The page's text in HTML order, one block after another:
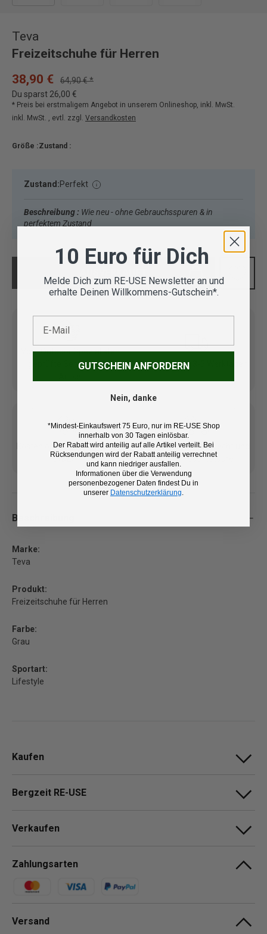
Teva
Freizeitschuhe für Herren
38,90 €
64,90 € *
Du sparst 26,00 €
* Preis bei erstmaligem Angebot in unserem Onlineshop, inkl. MwSt.
inkl. MwSt. , evtl. zzgl. Versandkosten
Größe :Zustand :
Zustand:Perfekt
Beschreibung : Wie neu - ohne Gebrauchsspuren & in
perfektem Zustand
Vom Outdoor Spezialisten
geprüfte Second Hand
Lieferung in 3-5 Werktagen
Kostenlose Lieferung ab 100
€ (DE/AT)
14 Tage Rückgaberecht und
kostenlose Retoure
Beschreibung
Marke:
Teva
Produkt:
Freizeitschuhe für Herren
Farbe:
Grau
Sportart:
Lifestyle
Kaufen
Bergzeit RE-USE
Verkaufen
Zahlungsarten
Zahlungsmethoden
Versand
10 Euro für Dich
Melde Dich zum RE-USE Newsletter an und
erhalte Deinen Willkommens-Gutschein*.
GUTSCHEIN ANFORDERN
Nein, danke
*Mindest-Einkaufswert 75 Euro, nur im RE-USE Shop
innerhalb von 30 Tagen einlösbar.
Der Rabatt wird anteilig auf alle Artikel verteilt. Bei
Rücksendungen wird der Rabatt anteilig verrechnet
und kann niedriger ausfallen.
Informationen über die Verwendung
personenbezogener Daten findest Du in
unserer Datenschutzerklärung